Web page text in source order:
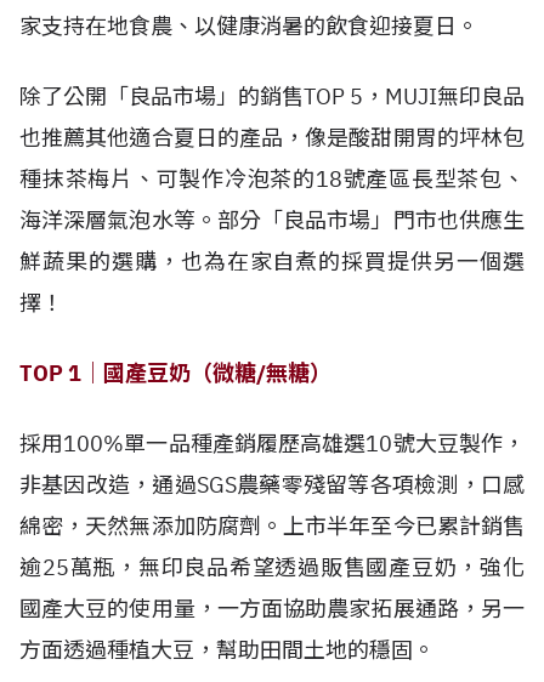
家支持在地食農、以健康消暑的飲食迎接夏日。
除了公開「良品市場」的銷售TOP 5，MUJI無印良品
也推薦其他適合夏日的產品，像是酸甜開胃的坪林包
種抹茶梅片、可製作冷泡茶的18號產區長型茶包、
海洋深層氣泡水等。部分「良品市場」門市也供應生
鮮蔬果的選購，也為在家自煮的採買提供另一個選
擇！
TOP 1｜國產豆奶（微糖/無糖）
採用100%單一品種產銷履歷高雄選10號大豆製作，
非基因改造，通過SGS農藥零殘留等各項檢測，口感
綿密，天然無添加防腐劑。上市半年至今已累計銷售
逾25萬瓶，無印良品希望透過販售國產豆奶，強化
國產大豆的使用量，一方面協助農家拓展通路，另一
方面透過種植大豆，幫助田間土地的穩固。